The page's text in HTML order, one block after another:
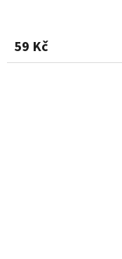
59 Kč